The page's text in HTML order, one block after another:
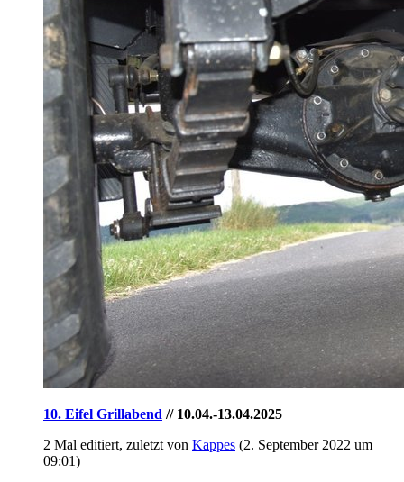
10. Eifel Grillabend // 10.04.-13.04.2025
2 Mal editiert, zuletzt von Kappes (2. September 2022 um
09:01)